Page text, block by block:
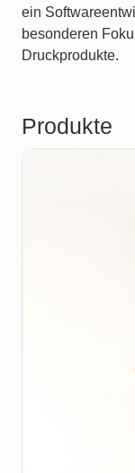
ein
besonderen
Druckprodukte.
Produkte